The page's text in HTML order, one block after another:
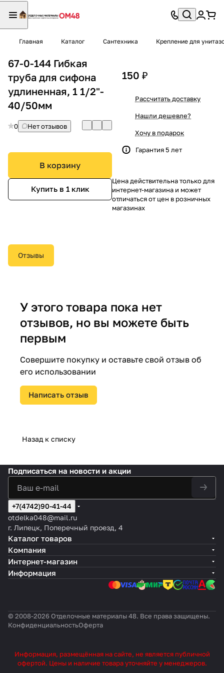
Главная Каталог Сантехника Крепление для
67-0-144 Гибкая
труба для сифона
удлиненная, 1 1/2"-
40/50мм
0 Нет отзывов
В корзину
Купить в 1 клик
150 ₽
Рассчитать доставку
Нашли дешевле?
Хочу в подарок
Гарантия 5 лет
Цена действительна только для
интернет-магазина и может
отличаться от цен в розничных
магазинах
Отзывы
У этого товара пока нет
отзывов, но вы можете быть
первым
Совершите покупку и оставьте свой отзыв об
его использовании
Написать отзыв
Назад к списку
Подписаться на новости и акции
+7(4742)90-41-44
otdelka048@mail.ru
г. Липецк, Поперечный проезд, 4
Каталог товаров
Компания
Интернет-магазин
Информация
© 2008-2026 Отделочные материалы 48. Все права защищены.
КонфиденциальностьОферта
Информация, размещённая на сайте, не является публичной
офертой. Цены и наличие товара уточняйте у менеджеров.